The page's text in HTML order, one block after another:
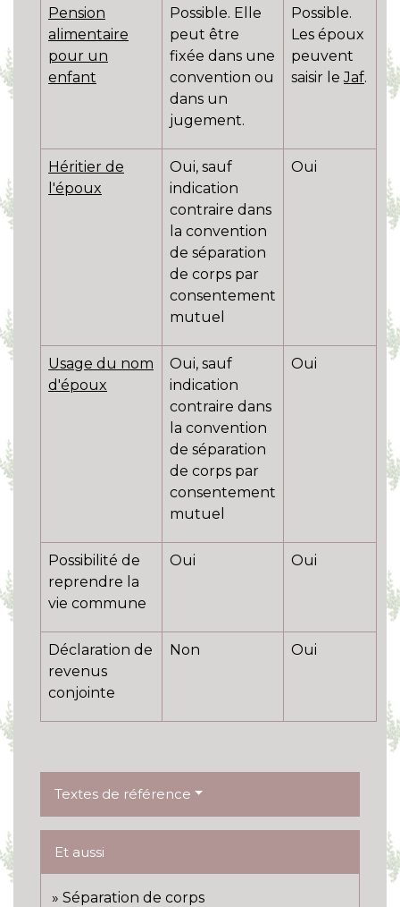
Pension
alimentaire
pour un
enfant
Possible. Elle
peut être
fixée dans une
convention ou
dans un
jugement.
Possible.
Les époux
peuvent
saisir leJaf.
Héritier de
l'époux
Oui, sauf
indication
contraire dans
la convention
de séparation
de corps par
consentement
mutuel
Oui
Usage du nom
d'époux
Oui, sauf
indication
contraire dans
la convention
de séparation
de corps par
consentement
mutuel
Oui
Possibilité de
reprendre la
vie commune
Oui Oui
Déclaration de
revenus
conjointe
Non Oui
Textes de référence
Et aussi
Séparation de corps